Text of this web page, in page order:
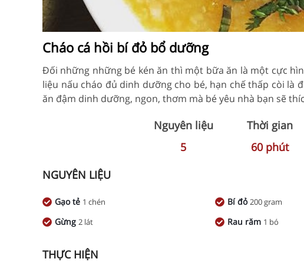
Cháo cá hồi bí đỏ bổ dưỡng
Đối những những bé kén ăn thì một bữa ăn là một cực
liệu nấu cháo đủ dinh dưỡng cho bé, hạn chế thấp còi là
ăn đậm dinh dưỡng, ngon, thơm mà bé yêu nhà bạn sẽ
Nguyên liệu
5
Thời gian
60 phút
NGUYÊN LIỆU
Gạo tẻ 1 chén Bí đỏ200 gram
Gừng 2 lát Rau răm 1 bó
THỰC HIỆN